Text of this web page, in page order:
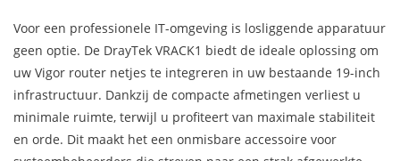
Voor een professionele IT-omgeving is losliggende apparatuur
geen optie. De DrayTek VRACK1 biedt de ideale oplossing om
uw Vigor router netjes te integreren in uw bestaande 19-inch
infrastructuur. Dankzij de compacte afmetingen verliest u
minimale ruimte, terwijl u profiteert van maximale stabiliteit
en orde. Dit maakt het een onmisbare accessoire voor